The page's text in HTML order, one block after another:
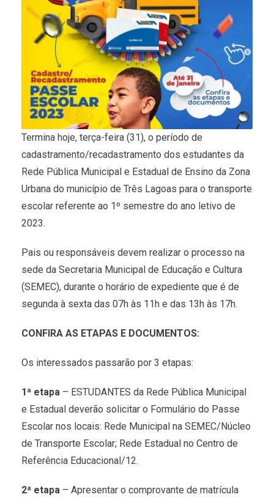
Termina hoje, terça-feira (31), o período de
cadastramento/recadastramento dos estudantes da
Rede Pública Municipal e Estadual de Ensino da Zona
Urbana do município de Três Lagoas para o transporte
escolar referente ao 1º semestre do ano letivo de
2023.
Pais ou responsáveis devem realizar o processo na
sede da Secretaria Municipal de Educação e Cultura
(SEMEC), durante o horário de expediente que é de
segunda à sexta das 07h às 11h e das 13h às 17h.
CONFIRA AS ETAPAS E DOCUMENTOS:
Os interessados passarão por 3 etapas:
1ª etapa – ESTUDANTES da Rede Pública Municipal
e Estadual deverão solicitar o Formulário do Passe
Escolar nos locais: Rede Municipal na SEMEC/Núcleo
de Transporte Escolar; Rede Estadual no Centro de
Referência Educacional/12.
2ª etapa – Apresentar o comprovante de matrícula